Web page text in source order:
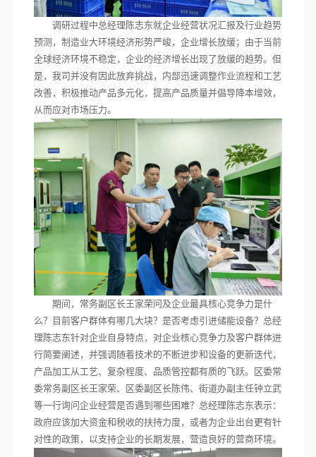
调研过程中总经理陈志东就企业经营状况汇报及行业趋势
预测，制造业大环境经济形势严峻，企业增长放缓；由于当前
全球经济环境不稳定，企业的经济增长出现了放缓的趋势。但
是，我司并没有因此放弃挑战，内部迅速调整作业流程和工艺
改善，积极推动产品多元化，提高产品质量并倡导降本增效，
从而应对市场压力。
期间，常务副区长王家荣问及企业最具核心竞争力是什
么？目前客户群体有哪几大块？是否考虑引进储能设备？总经
理陈志东针对企业自身特点，对企业核心竞争力及客户群体进
行简要阐述，并强调随着技术的不断进步和设备的更新迭代，
产品加工从工艺、复杂程度、品质管控都有质的飞跃。区委常
委常务副区长王家荣、区委副区长陈伟、街道办副主任钟立武
等一行询问企业经营是否遇到哪些困难？总经理陈志东表示：
政府应该加大资金和税收的扶持力度，或者为企业出台更有针
对性的政策，以支持企业的长期发展，营造良好的营商环境。